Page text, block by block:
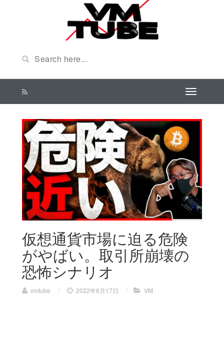
仮想通貨市場に迫る危険
がやばい。取引所崩壊の
恐怖シナリオ
vmtube / 2022年8月17日 / VM